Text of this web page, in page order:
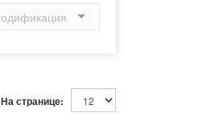
На странице: